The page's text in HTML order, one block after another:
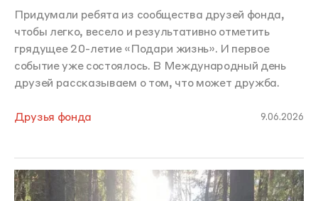
Придумали ребята из сообщества друзей фонда,
чтобы легко, весело и результативно отметить
грядущее 20-летие «Подари жизнь». И первое
событие уже состоялось. В Международный день
друзей рассказываем о том, что может дружба.
Друзья фонда 9.06.2026